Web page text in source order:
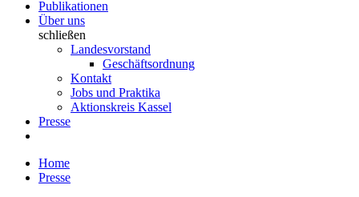
Publikationen
Über uns
schließen
Landesvorstand
Geschäftsordnung
Kontakt
Jobs und Praktika
Aktionskreis Kassel
Presse
Home
Presse